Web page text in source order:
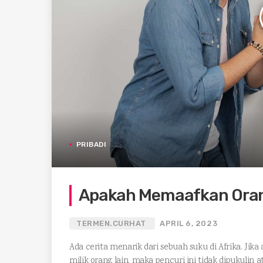
PRIBADI
Apakah Memaafkan
TERMEN.CURHAT APRIL 6, 2023
Ada cerita menarik dari sebuah suku di Afrika.